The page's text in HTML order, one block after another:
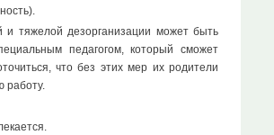
и тяжелой дезорганизации может быть
педагогом, который сможет
что без этих мер их родители
работу.